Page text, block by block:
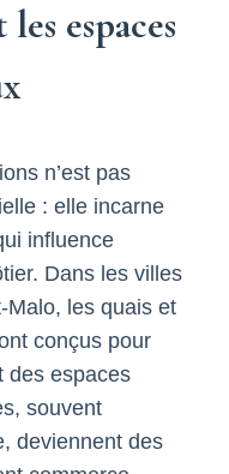
espaces
n’est pas
: elle incarne
influence
Dans les villes
Malo, les quais et
conçus pour
des espaces
souvent
deviennent des